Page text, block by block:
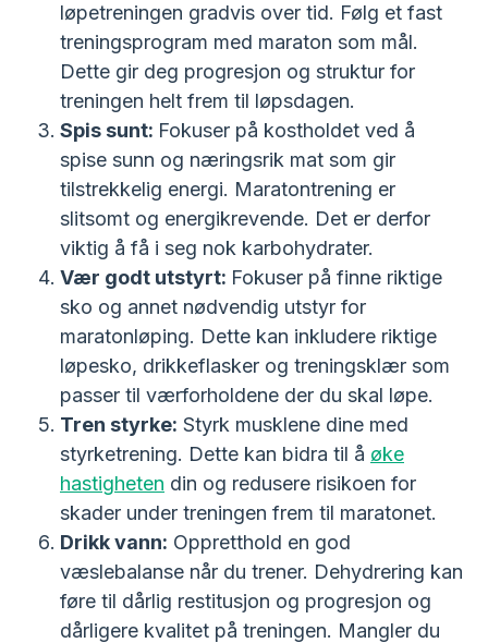
løpetreningen gradvis over tid. Følg et fast
treningsprogram med maraton som mål.
Dette gir deg progresjon og struktur for
treningen helt frem til løpsdagen.
Spis sunt: Fokuser på kostholdet ved å
spise sunn og næringsrik mat som gir
tilstrekkelig energi. Maratontrening er
slitsomt og energikrevende. Det er derfor
viktig å få i seg nok karbohydrater.
Vær godt utstyrt: Fokuser på finne riktige
sko og annet nødvendig utstyr for
maratonløping. Dette kan inkludere riktige
løpesko, drikkeflasker og treningsklær som
passer til værforholdene der du skal løpe.
Tren styrke: Styrk musklene dine med
styrketrening. Dette kan bidra til å øke
hastigheten din og redusere risikoen for
skader under treningen frem til maratonet.
Drikk vann: Oppretthold en god
væslebalanse når du trener. Dehydrering kan
føre til dårlig restitusjon og progresjon og
dårligere kvalitet på treningen. Mangler du